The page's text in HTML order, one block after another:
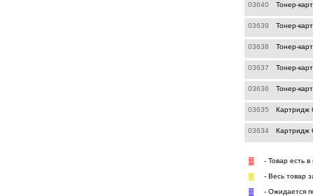
03640 Тонер-
03639 Тонер-
03638 Тонер-
03637 Тонер-
03636 Тонер-
03635 Картридж
03634 Картридж
- Товар есть
- Весь товар
- Ожидается